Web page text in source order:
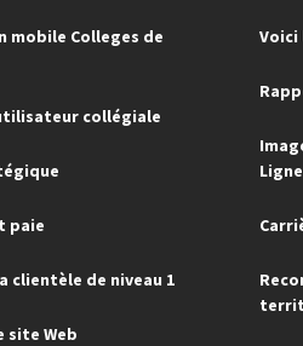
mobile Colleges de
collégiale
paie
clientèle de niveau 1
site Web
Voici